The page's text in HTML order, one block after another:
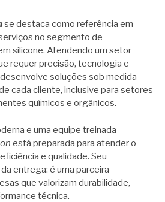
se destaca como referência em
no segmento de
silicone. Atendendo um setor
requer precisão, tecnologia e
soluções sob medida
cada cliente, inclusive para setores
químicos e orgânicos.
e uma equipe treinada
está preparada para atender o
e qualidade. Seu
entrega: é uma parceira
que valorizam durabilidade,
técnica.